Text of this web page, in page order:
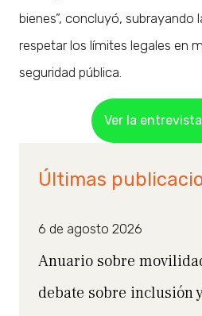
bienes”, concluyó, subrayando
respetar los límites legales en
seguridad pública.
Ver la entrevista
Últimas
6 de agosto 2026
Anuario sobre
debate sobre inclusión